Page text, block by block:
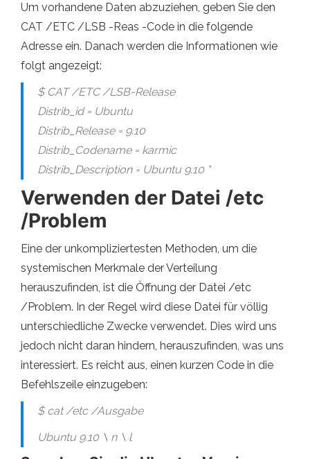
Um vorhandene Daten abzuziehen, geben Sie den
CAT /ETC /LSB -Reas -Code in die folgende
Adresse ein. Danach werden die Informationen wie
folgt angezeigt:
$ CAT /ETC /LSB-Release
Distrib_id = Ubuntu
Distrib_Release = 9.10
Distrib_Codename = karmic
Distrib_Description = Ubuntu 9.10 "
Verwenden der Datei /etc
/Problem
Eine der unkompliziertesten Methoden, um die
systemischen Merkmale der Verteilung
herauszufinden, ist die Öffnung der Datei /etc
/Problem. In der Regel wird diese Datei für völlig
unterschiedliche Zwecke verwendet. Dies wird uns
jedoch nicht daran hindern, herauszufinden, was uns
interessiert. Es reicht aus, einen kurzen Code in die
Befehlszeile einzugeben:
$ cat /etc /Ausgabe
Ubuntu 9.10 \ n \ l